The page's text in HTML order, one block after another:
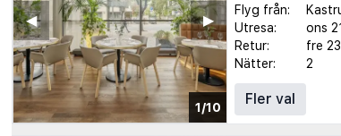
1/10
▶︎
◀︎
Flyg från:
Utresa:
ons
Retur:
fre
Nätter:
2
Fler val